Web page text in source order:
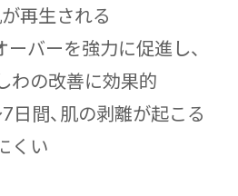
再生される
ーバーを強力に促進し、
わの改善に効果的
日間、肌の剥離が起こる
くい